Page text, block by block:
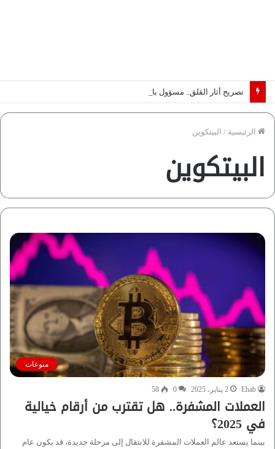
الرئيسية / البيتكوين
البيتكوين
منوعات
Ehab 2 يناير، 2025 0
58
العملات المشفرة.. هل تقترب من أرقام خيالية
في 2025؟
بينما يستعد عالم العملات المشفرة للانتقال إلى مرحلة جديدة، قد يكون عام